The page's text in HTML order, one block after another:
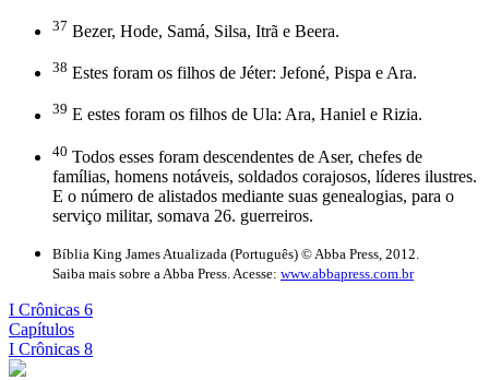
37 Bezer, Hode, Samá, Silsa, Itrã e Beera.
38 Estes foram os filhos de Jéter: Jefoné, Pispa e Ara.
39 E estes foram os filhos de Ula: Ara, Haniel e Rizia.
40 Todos esses foram descendentes de Aser, chefes de
famílias, homens notáveis, soldados corajosos, líderes ilustres.
E o número de alistados mediante suas genealogias, para o
serviço militar, somava 26. guerreiros.
Bíblia King James Atualizada (Português) © Abba Press, 2012.
Saiba mais sobre a Abba Press. Acesse: www.abbapress.com.br
I Crônicas 6
Capítulos
I Crônicas 8